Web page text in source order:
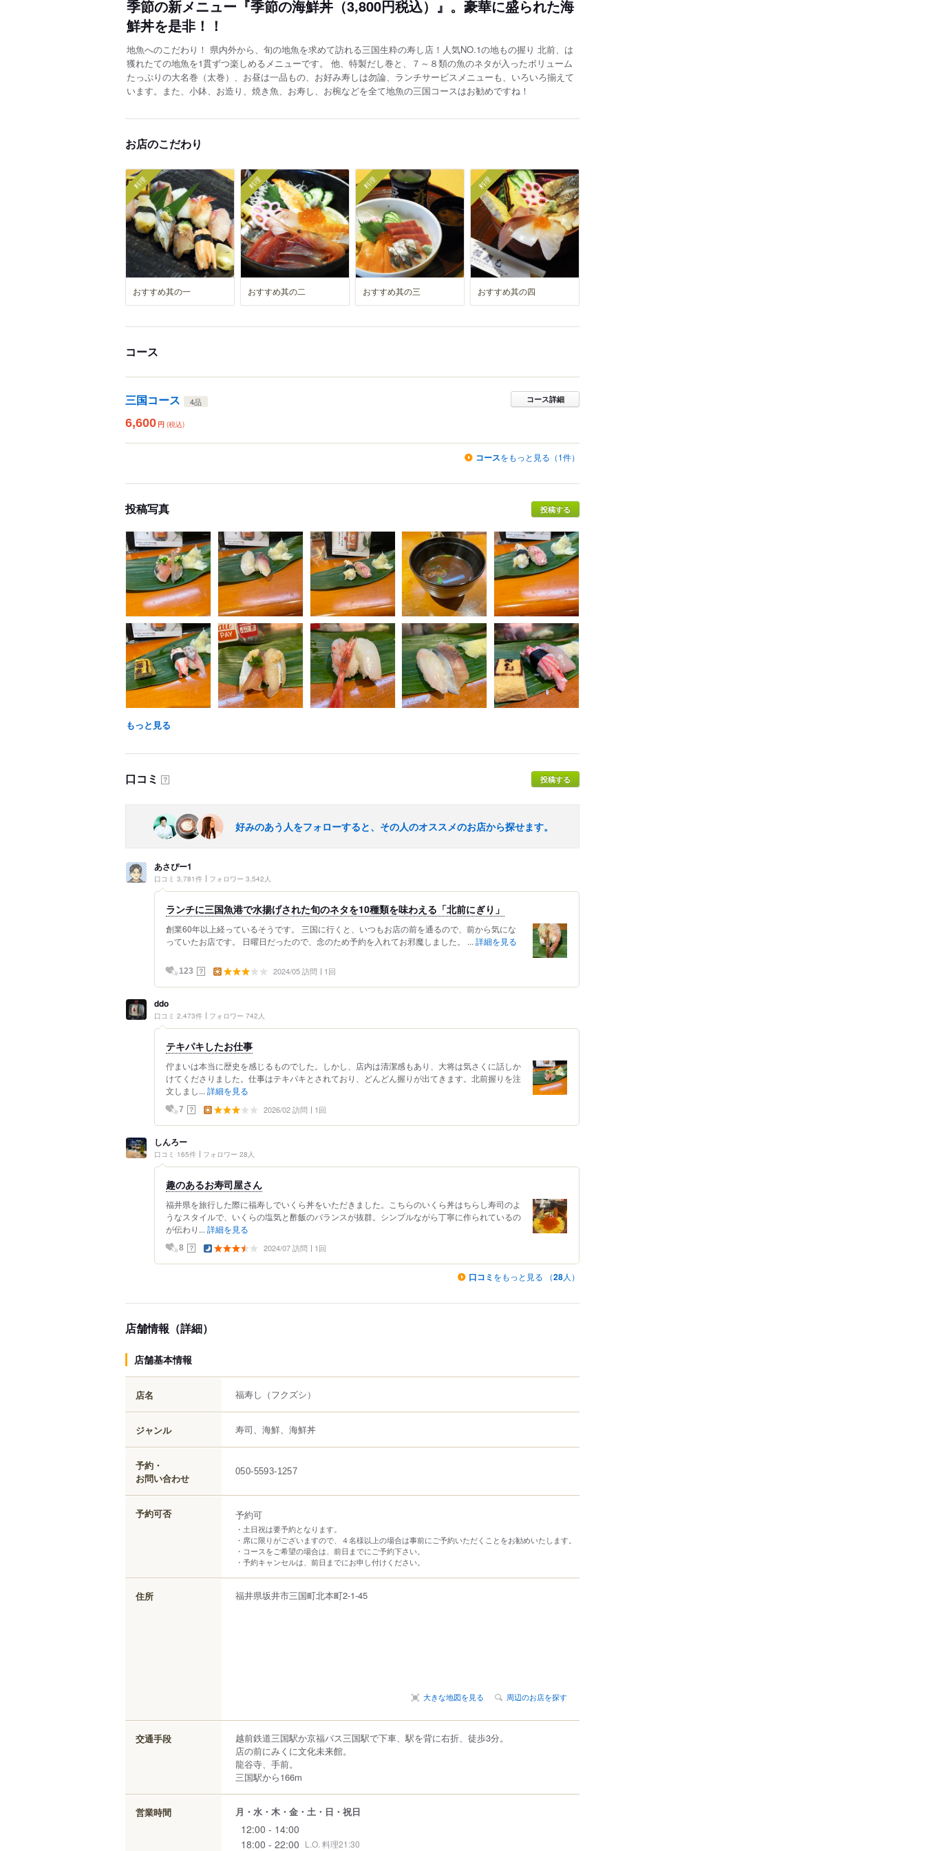
季節の新メニュー『季節の海鮮丼（3,800円税込）』。豪華に盛られた海
鮮丼を是非！！
地魚へのこだわり！ 県内外から、旬の地魚を求めて訪れる三国生粋の寿し店！人気NO.1の地もの握り 北前、は
獲れたての地魚を1貫ずつ楽しめるメニューです。 他、特製だし巻と、７～８類の魚のネタが入ったボリューム
たっぷりの大名巻（太巻）、お昼は一品もの、お好み寿しは勿論、ランチサービスメニューも、いろいろ揃えて
います。また、小鉢、お造り、焼き魚、お寿し、お椀などを全て地魚の三国コースはお勧めですね！
お店のこだわり
料理
おすすめ其の一
料理
おすすめ其の二
料理
おすすめ其の三
料理
おすすめ其の四
コース
三国コース 4品 コース詳細
6,600 円 (税込)
コースをもっと見る（1件）
投稿写真 投稿する
もっと見る
口コミ ？ 投稿する
好みのあう人をフォローすると、その人のオススメのお店から探せます。
あさぴー1
口コミ 3,781件 フォロワー 3,542人
ランチに三国魚港で水揚げされた旬のネタを10種類を味わえる「北前にぎり」
創業60年以上経っているそうです。 三国に行くと、いつもお店の前を通るので、前から気にな
っていたお店です。 日曜日だったので、念のため予約を入れてお邪魔しました。 ... 詳細を見る
123 ？ 2024/05 訪問 1回
ddo
口コミ 2,473件 フォロワー 742人
テキパキしたお仕事
佇まいは本当に歴史を感じるものでした。しかし、店内は清潔感もあり、大将は気さくに話しか
けてくださりました。仕事はテキパキとされており、どんどん握りが出てきます。北前握りを注
文しまし... 詳細を見る
7 ？ 2026/02 訪問 1回
しんろー
口コミ 165件 フォロワー 28人
趣のあるお寿司屋さん
福井県を旅行した際に福寿しでいくら丼をいただきました。こちらのいくら丼はちらし寿司のよ
うなスタイルで、いくらの塩気と酢飯のバランスが抜群。シンプルながら丁寧に作られているの
が伝わり... 詳細を見る
8 ？ 2024/07 訪問 1回
口コミ をもっと見る （28人）
店舗情報（詳細）
店舗基本情報
店名 福寿し （フクズシ）
ジャンル 寿司、海鮮、海鮮丼
予約・
お問い合わせ
050-5593-1257
予約可否 予約可
・土日祝は要予約となります。
・席に限りがございますので、４名様以上の場合は事前にご予約いただくことをお勧めいたします。
・コースをご希望の場合は、前日までにご予約下さい。
・予約キャンセルは、前日までにお申し付けください。
住所 福井県坂井市三国町北本町2-1-45
大きな地図を見る 周辺のお店を探す
交通手段
越前鉄道三国駅か京福バス三国駅で下車、駅を背に右折、徒歩3分。
店の前にみくに文化未来館。
龍谷寺、手前。
三国駅から166m
営業時間 月・水・木・金・土・日・祝日
12:00 - 14:00
18:00 - 22:00 L.O. 料理21:30